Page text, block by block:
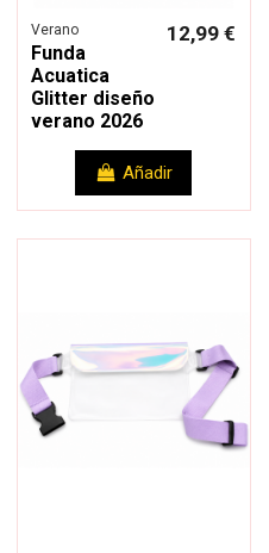
Verano
Funda
Acuatica
Glitter diseño
verano 2026
12,99 €
Añadir